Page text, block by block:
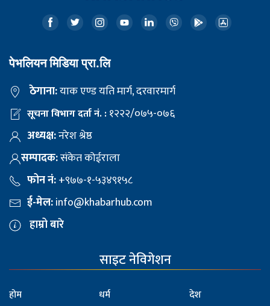
पेभलियन मिडिया प्रा.लि
ठेगाना:याक एण्ड यति मार्ग, दरवारमार्ग
सूचना विभाग दर्ता नं. :१२२२/०७५-०७६
अध्यक्ष:नरेश श्रेष्ठ
सम्पादक:संकेत कोईराला
फोन नं:+९७७-१-५३४९१५८
ई-मेल:info@khabarhub.com
हाम्रो बारे
साइट नेविगेशन
होम
धर्म
देश